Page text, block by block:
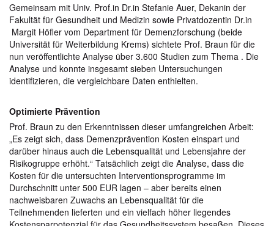
Gemeinsam mit Univ. Prof.in Dr.in Stefanie Auer, Dekanin der
Fakultät für Gesundheit und Medizin sowie Privatdozentin Dr.in
Margit Höfler vom Department für Demenzforschung (beide
Universität für Weiterbildung Krems) sichtete Prof. Braun für die
nun veröffentlichte Analyse über 3.600 Studien zum Thema . Die
Analyse und konnte insgesamt sieben Untersuchungen
identifizieren, die vergleichbare Daten enthielten.
Optimierte Prävention
Prof. Braun zu den Erkenntnissen dieser umfangreichen Arbeit:
„Es zeigt sich, dass Demenzprävention Kosten einspart und
darüber hinaus auch die Lebensqualität und Lebensjahre der
Risikogruppe erhöht.“ Tatsächlich zeigt die Analyse, dass die
Kosten für die untersuchten Interventionsprogramme im
Durchschnitt unter 500 EUR lagen – aber bereits einen
nachweisbaren Zuwachs an Lebensqualität für die
Teilnehmenden lieferten und ein vielfach höher liegendes